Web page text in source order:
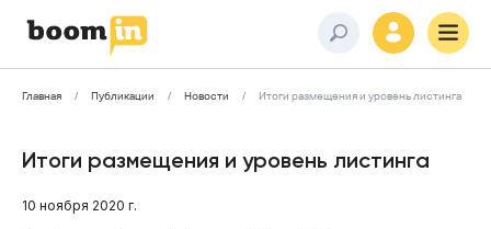
Главная Публикации Новости Итоги размещения и уровень листинга
Итоги размещения и уровень листинга
10 ноября 2020 г.